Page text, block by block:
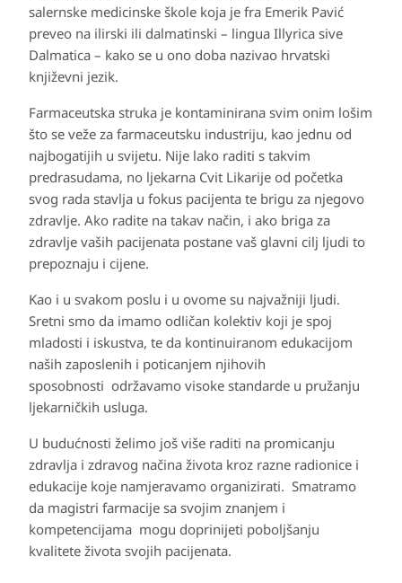
salernske medicinske škole koja je fra Emerik Pavić
preveo na ilirski ili dalmatinski – lingua Illyrica sive
Dalmatica – kako se u ono doba nazivao hrvatski
književni jezik.
Farmaceutska struka je kontaminirana svim onim lošim
što se veže za farmaceutsku industriju, kao jednu od
najbogatijih u svijetu. Nije lako raditi s takvim
predrasudama, no ljekarna Cvit Likarije od početka
svog rada stavlja u fokus pacijenta te brigu za njegovo
zdravlje. Ako radite na takav način, i ako briga za
zdravlje vaših pacijenata postane vaš glavni cilj ljudi to
prepoznaju i cijene.
Kao i u svakom poslu i u ovome su najvažniji ljudi.
Sretni smo da imamo odličan kolektiv koji je spoj
mladosti i iskustva, te da kontinuiranom edukacijom
naših zaposlenih i poticanjem njihovih
sposobnosti održavamo visoke standarde u pružanju
ljekarničkih usluga.
U budućnosti želimo još više raditi na promicanju
zdravlja i zdravog načina života kroz razne radionice i
edukacije koje namjeravamo organizirati. Smatramo
da magistri farmacije sa svojim znanjem i
kompetencijama mogu doprinijeti poboljšanju
kvalitete života svojih pacijenata.